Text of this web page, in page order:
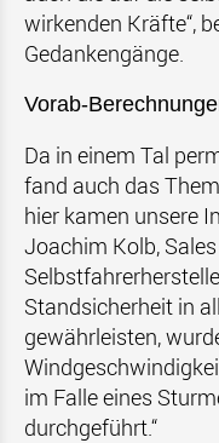
wirkenden Kräfte“,
Gedankengänge.
Vorab-
Da in einem Tal
fand auch das
hier kamen unsere
Joachim Kolb,
Standsicherheit in
gewährleisten,
im Falle eines
durchgeführt.“